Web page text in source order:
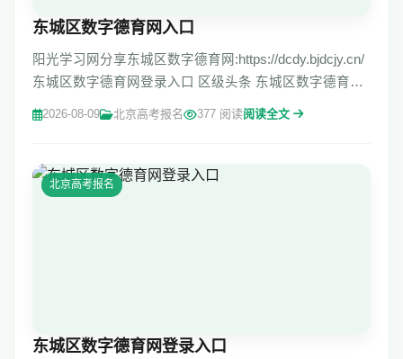
东城区数字德育网入口
阳光学习网分享东城区数字德育网:https://dcdy.bjdcjy.cn/
东城区数字德育网登录入口 区级头条 东城区数字德育网
【健心阅读】不急不烦，耐心守护 [阳光心语]【健心阅
2026-08-09 北京高考报名 377 阅读阅读全文
北京高考报名
东城区数字德育网登录入口